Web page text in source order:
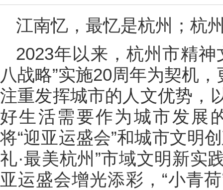
江南忆，最忆是杭州；杭
2023年以来，杭州市精
八战略”实施20周年为契机
注重发挥城市的人文优势，
好生活需要作为城市发展
将“迎亚运盛会”和城市文明
礼·最美杭州”市域文明新实
亚运盛会增光添彩，“小青